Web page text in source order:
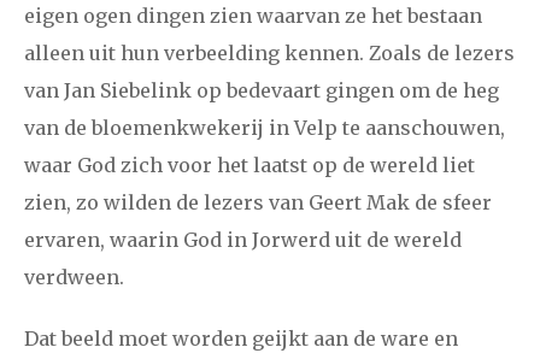
eigen ogen dingen zien waarvan ze het bestaan
alleen uit hun verbeelding kennen. Zoals de lezers
van Jan Siebelink op bedevaart gingen om de heg
van de bloemenkwekerij in Velp te aanschouwen,
waar God zich voor het laatst op de wereld liet
zien, zo wilden de lezers van Geert Mak de sfeer
ervaren, waarin God in Jorwerd uit de wereld
verdween.
Dat beeld moet worden geijkt aan de ware en